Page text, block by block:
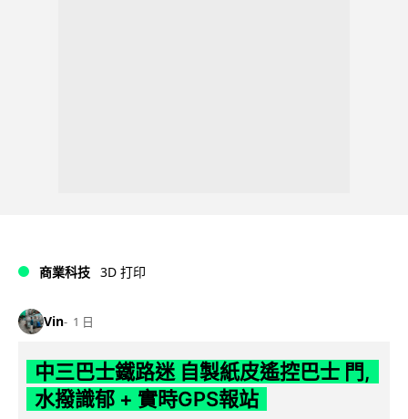
商業科技 3D 打印
Vin 1 日
中三巴士鐵路迷 自製紙皮遙控巴士 門,
水撥識郁 + 實時GPS報站